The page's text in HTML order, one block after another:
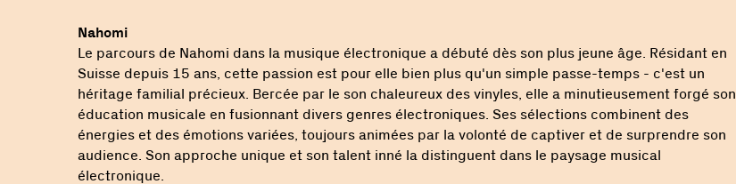
Nahomi
Le parcours de Nahomi dans la musique électronique a débuté dès son plus jeune âge. Résidant en
Suisse depuis 15 ans, cette passion est pour elle bien plus qu'un simple passe-temps - c'est un
héritage familial précieux. Bercée par le son chaleureux des vinyles, elle a minutieusement forgé son
éducation musicale en fusionnant divers genres électroniques. Ses sélections combinent des
énergies et des émotions variées, toujours animées par la volonté de captiver et de surprendre son
audience. Son approche unique et son talent inné la distinguent dans le paysage musical
électronique.